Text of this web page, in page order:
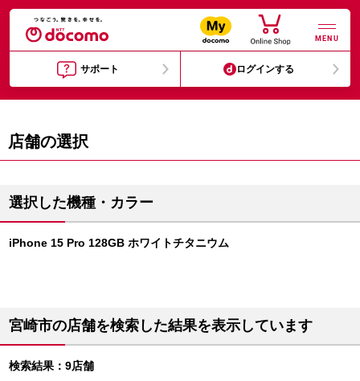
MENU
サポート ログインする
店舗の選択
選択した機種・カラー
iPhone 15 Pro 128GB ホワイトチタニウム
宮崎市の店舗を検索した結果を表示しています
検索結果：9店舗